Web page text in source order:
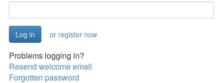
or register now
Problems logging in?
Resend welcome email
Forgotten password